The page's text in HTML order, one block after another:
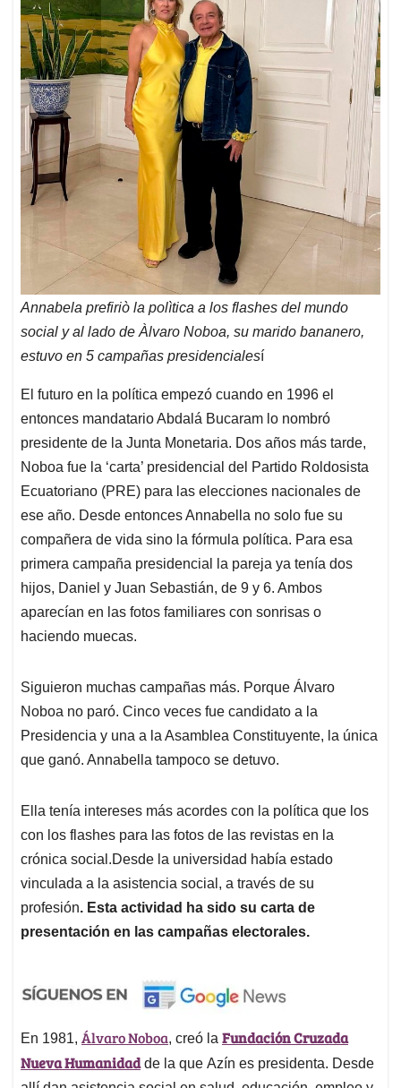
Annabela prefiriò la polìtica a los flashes del mundo
social y al lado de Àlvaro Noboa, su marido bananero,
estuvo en 5 campañas presidencialesí
El futuro en la política empezó cuando en 1996 el
entonces mandatario Abdalá Bucaram lo nombró
presidente de la Junta Monetaria. Dos años más tarde,
Noboa fue la ‘carta’ presidencial del Partido Roldosista
Ecuatoriano (PRE) para las elecciones nacionales de
ese año. Desde entonces Annabella no solo fue su
compañera de vida sino la fórmula política. Para esa
primera campaña presidencial la pareja ya tenía dos
hijos, Daniel y Juan Sebastián, de 9 y 6. Ambos
aparecían en las fotos familiares con sonrisas o
haciendo muecas.
Siguieron muchas campañas más. Porque Álvaro
Noboa no paró. Cinco veces fue candidato a la
Presidencia y una a la Asamblea Constituyente, la única
que ganó. Annabella tampoco se detuvo.
Ella tenía intereses más acordes con la política que los
con los flashes para las fotos de las revistas en la
crónica social.Desde la universidad había estado
vinculada a la asistencia social, a través de su
profesión. Esta actividad ha sido su carta de
presentación en las campañas electorales.
En 1981, Álvaro Noboa, creó la Fundación Cruzada
Nueva Humanidadde la que Azín es presidenta. Desde